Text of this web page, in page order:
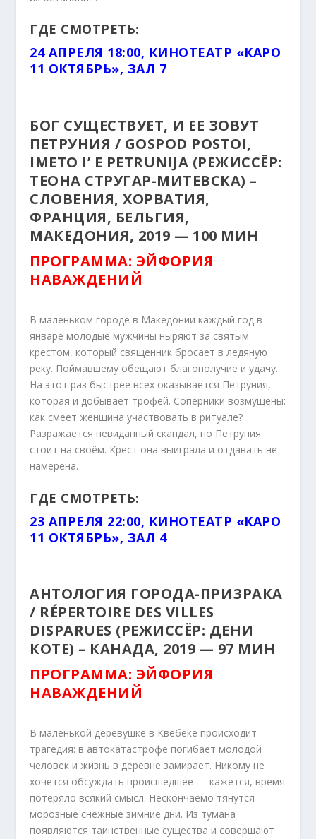
ГДЕ СМОТРЕТЬ:
24 АПРЕЛЯ 18:00, КИНОТЕАТР «КАРО
11 ОКТЯБРЬ», ЗАЛ 7
БОГ СУЩЕСТВУЕТ, И ЕЕ ЗОВУТ
ПЕТРУНИЯ / GOSPOD POSTOI,
IMETO I’ E PETRUNIJA (РЕЖИССЁР:
ТЕОНА СТРУГАР-МИТЕВСКА) –
СЛОВЕНИЯ, ХОРВАТИЯ,
ФРАНЦИЯ, БЕЛЬГИЯ,
МАКЕДОНИЯ, 2019 — 100 МИН
ПРОГРАММА: ЭЙФОРИЯ
НАВАЖДЕНИЙ
В маленьком городе в Македонии каждый год в
январе молодые мужчины ныряют за святым
крестом, который священник бросает в ледяную
реку. Поймавшему обещают благополучие и удачу.
На этот раз быстрее всех оказывается Петруния,
которая и добывает трофей. Соперники возмущены:
как смеет женщина участвовать в ритуале?
Разражается невиданный скандал, но Петруния
стоит на своём. Крест она выиграла и отдавать не
намерена.
ГДЕ СМОТРЕТЬ:
23 АПРЕЛЯ 22:00, КИНОТЕАТР «КАРО
11 ОКТЯБРЬ», ЗАЛ 4
АНТОЛОГИЯ ГОРОДА-ПРИЗРАКА
/ RÉPERTOIRE DES VILLES
DISPARUES (РЕЖИССЁР: ДЕНИ
КОТЕ) – КАНАДА, 2019 — 97 МИН
ПРОГРАММА: ЭЙФОРИЯ
НАВАЖДЕНИЙ
В маленькой деревушке в Квебеке происходит
трагедия: в автокатастрофе погибает молодой
человек и жизнь в деревне замирает. Никому не
хочется обсуждать происшедшее — кажется, время
потеряло всякий смысл. Нескончаемо тянутся
морозные снежные зимние дни. Из тумана
появляются таинственные существа и совершают